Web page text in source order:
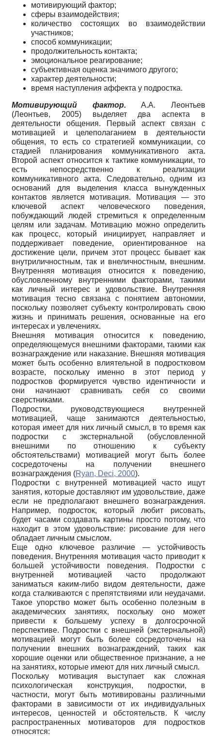
мотивирующий фактор;
сферы взаимодействия;
количество состоящих во взаимодействии
участников;
способ коммуникации;
продолжительность контакта;
эмоциональное реагирование;
субъективная оценка значимого другого;
характер деятельности;
время наступления аффекта у подростка.
Мотивирующий фактор. А.А. Леонтьев
(Леонтьев, 2005) выделяет два аспекта в
деятельности общения. Первый аспект связан с
мотивацией и целеполаганием в деятельности
общения, то есть со стратегией коммуникации, со
стадией планирования коммуникативного акта.
Второй аспект относится к тактике коммуникации, то
есть непосредственно к реализации
коммуникативного акта. Следовательно, одним из
оснований для выделения класса вынужденных
контактов является мотивация. Мотивация — это
ключевой аспект человеческого поведения,
побуждающий людей стремиться к определенным
целям или задачам. Мотивацию можно определить
как процесс, который инициирует, направляет и
поддерживает поведение, ориентированное на
достижение цели, причем этот процесс бывает как
внутриличностным, так и внеличностным, внешним.
Внутренняя мотивация относится к поведению,
обусловленному внутренними факторами, такими
как личный интерес и удовольствие. Внутренняя
мотивация тесно связана с понятием автономии,
поскольку позволяет субъекту контролировать свою
жизнь и принимать решения, основанные на его
интересах и увлечениях.
Внешняя мотивация относится к поведению,
определяющемуся внешними факторами, такими как
вознаграждение или наказание. Внешняя мотивация
может быть особенно влиятельной в подростковом
возрасте, поскольку именно в этот период у
подростков формируется чувство идентичности и
они начинают сравнивать себя со своими
сверстниками.
Подростки, руководствующиеся внутренней
мотивацией, чаще занимаются деятельностью,
которая имеет для них личный смысл, в то время как
подростки с экстернальной (обусловленной
внешними по отношению к субъекту
обстоятельствами) мотивацией могут быть более
сосредоточены на получении внешнего
вознаграждения (Ryan, Deci, 2000).
Подростки с внутренней мотивацией часто ищут
занятия, которые доставляют им удовольствие, даже
если не предполагают внешнего вознаграждения.
Например, подросток, который любит рисовать,
будет часами создавать картины просто потому, что
находит в этом удовольствие: рисование для него
обладает личным смыслом.
Еще одно ключевое различие — устойчивость
поведения. Внутренняя мотивация часто приводит к
большей устойчивости поведения. Подростки с
внутренней мотивацией часто продолжают
заниматься каким-либо видом деятельности, даже
когда сталкиваются с препятствиями или неудачами.
Такое упорство может быть особенно полезным в
академических занятиях, поскольку оно может
привести к большему успеху в долгосрочной
перспективе. Подростки с внешней (экстернальной)
мотивацией могут быть более сосредоточены на
получении внешних вознаграждений, таких как
хорошие оценки или общественное признание, а не
на занятиях, которые имеют для них личный смысл.
Поскольку мотивация выступает как сложная
психологическая конструкция, подростки, в
частности, могут быть мотивированы различными
факторами в зависимости от их индивидуальных
интересов, ценностей и обстоятельств. К числу
распространенных мотиваторов для подростков
относятся: